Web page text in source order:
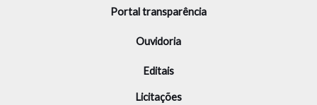
Portal transparência
Ouvidoria
Editais
Licitações